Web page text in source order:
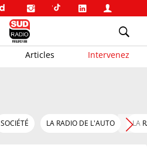
Articles Intervenez
SOCIÉTÉ LA RADIO DE L'AUTO LA